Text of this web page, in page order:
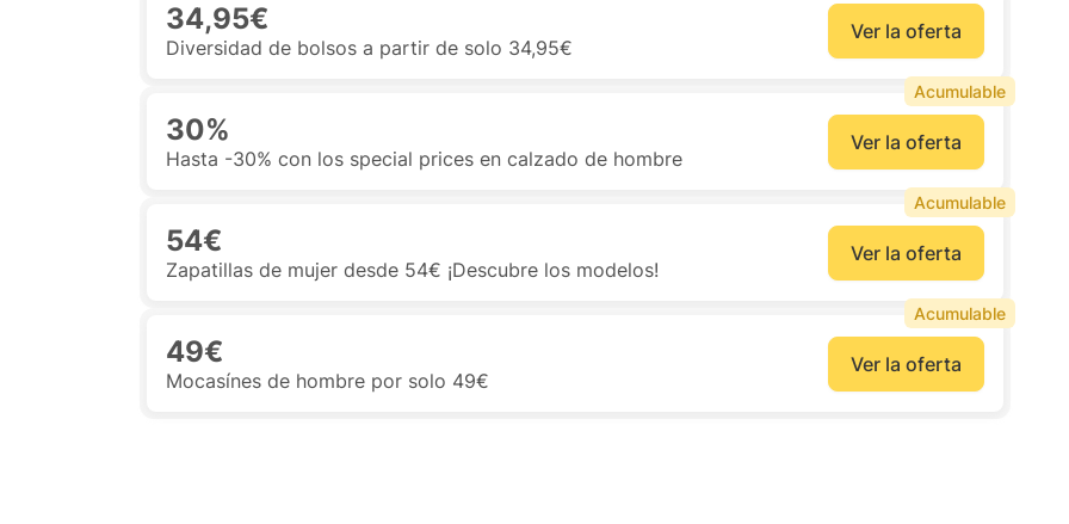
34,95€
Diversidad de bolsos a partir de solo 34,95€
Ver la oferta
30%
Hasta -30% con los special prices en calzado de hombre
Ver la oferta
Acumulable
54€
Zapatillas de mujer desde 54€ ¡Descubre los modelos!
Ver la oferta
Acumulable
49€
Mocasínes de hombre por solo 49€
Ver la oferta
Acumulable